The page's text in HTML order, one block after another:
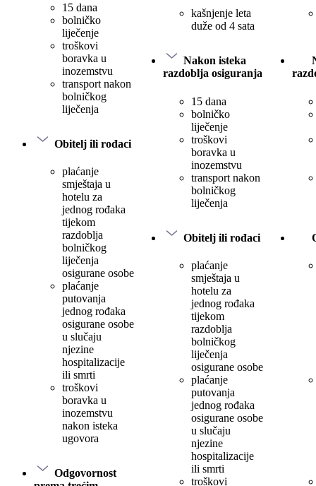
15 dana
bolničko
liječenje
troškovi
boravka u
inozemstvu
transport nakon
bolničkog
liječenja
Obitelj ili rođaci
plaćanje
smještaja u
hotelu za
jednog rođaka
tijekom
razdoblja
bolničkog
liječenja
osigurane osobe
plaćanje
putovanja
jednog rođaka
osigurane osobe
u slučaju
njezine
hospitalizacije
ili smrti
troškovi
boravka u
inozemstvu
nakon isteka
ugovora
Odgovornost
kašnjenje leta
duže od 4 sata
Nakon isteka
razdoblja osiguranja
15 dana
bolničko
liječenje
troškovi
boravka u
inozemstvu
transport nakon
bolničkog
liječenja
Obitelj ili rođaci
plaćanje
smještaja u
hotelu za
jednog rođaka
tijekom
razdoblja
bolničkog
liječenja
osigurane osobe
plaćanje
putovanja
jednog rođaka
osigurane osobe
u slučaju
njezine
hospitalizacije
ili smrti
troškovi